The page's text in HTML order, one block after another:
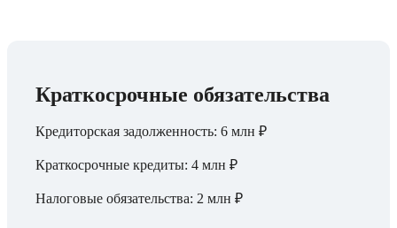
Краткосрочные обязательства
Кредиторская задолженность: 6 млн ₽
Краткосрочные кредиты: 4 млн ₽
Налоговые обязательства: 2 млн ₽